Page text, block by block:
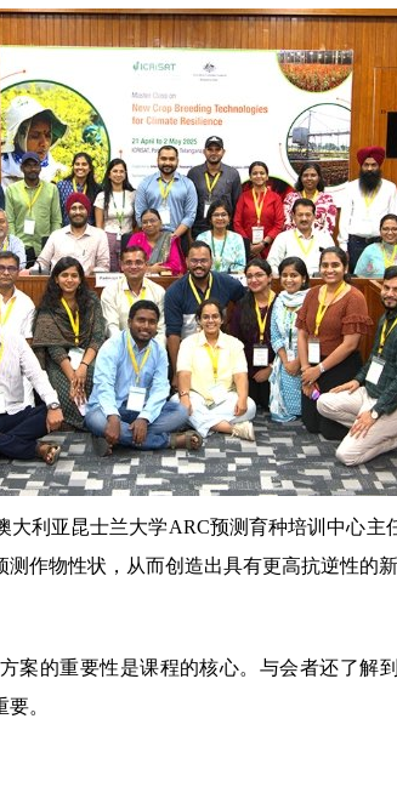
利亚昆士兰大学ARC预测育种培训中心主
作物性状，从而创造出具有更高抗逆性的
案的重要性是课程的核心。与会者还了解
。